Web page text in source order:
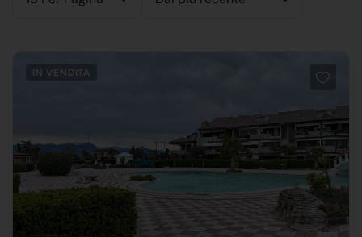
IN VENDITA